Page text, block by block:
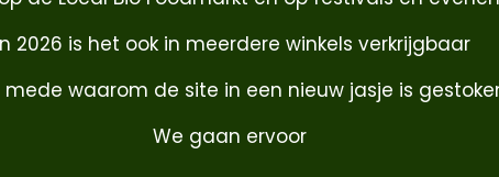
2026 is het ook in meerdere winkels verkrijgbaar
mede waarom de site in een nieuw jasje is
We gaan ervoor